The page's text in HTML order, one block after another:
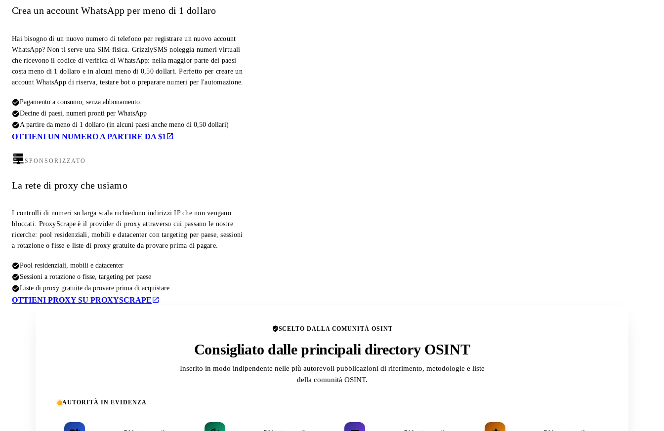
Crea un account WhatsApp per meno di 1 dollaro
Hai bisogno di un nuovo numero di telefono per registrare un nuovo account
WhatsApp? Non ti serve una SIM fisica. GrizzlySMS noleggia numeri virtuali
che ricevono il codice di verifica di WhatsApp: nella maggior parte dei paesi
costa meno di 1 dollaro e in alcuni meno di 0,50 dollari. Perfetto per creare un
account WhatsApp di riserva, testare bot o preparare numeri per l'automazione.
Pagamento a consumo, senza abbonamento.
Decine di paesi, numeri pronti per WhatsApp
A partire da meno di 1 dollaro (in alcuni paesi anche meno di 0,50 dollari)
OTTIENI UN NUMERO A PARTIRE DA $1
SPONSORIZZATO
La rete di proxy che usiamo
I controlli di numeri su larga scala richiedono indirizzi IP che non vengano
bloccati. ProxyScrape è il provider di proxy attraverso cui passano le nostre
ricerche: pool residenziali, mobili e datacenter con targeting per paese, sessioni
a rotazione o fisse e liste di proxy gratuite da provare prima di pagare.
Pool residenziali, mobili e datacenter
Sessioni a rotazione o fisse, targeting per paese
Liste di proxy gratuite da provare prima di acquistare
OTTIENI PROXY SU PROXYSCRAPE
SCELTO DALLA COMUNITÀ OSINT
Consigliato dalle principali directory OSINT
Inserito in modo indipendente nelle più autorevoli pubblicazioni di riferimento, metodologie e liste
della comunità OSINT.
AUTORITÀ IN EVIDENZA